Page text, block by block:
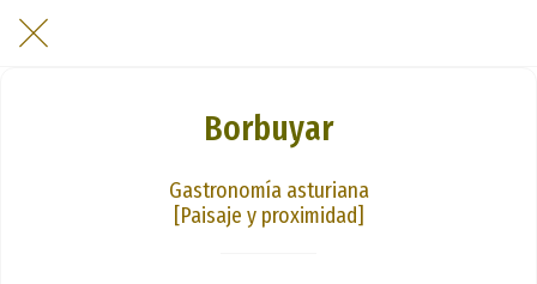
Borbuyar
Gastronomía asturiana
[Paisaje y proximidad]